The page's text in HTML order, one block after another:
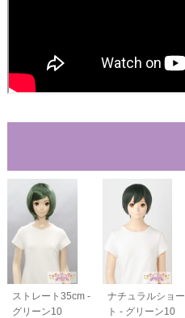
ストレート35cm -
グリーン10
ナチュラルショー
ト - グリーン10